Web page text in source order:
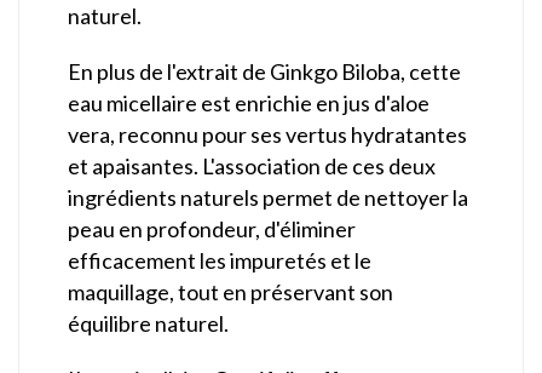
naturel.
En plus de l'extrait de Ginkgo Biloba, cette
eau micellaire est enrichie en jus d'aloe
vera, reconnu pour ses vertus hydratantes
et apaisantes. L'association de ces deux
ingrédients naturels permet de nettoyer la
peau en profondeur, d'éliminer
efficacement les impuretés et le
maquillage, tout en préservant son
équilibre naturel.